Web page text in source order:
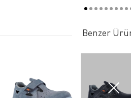
Benzer